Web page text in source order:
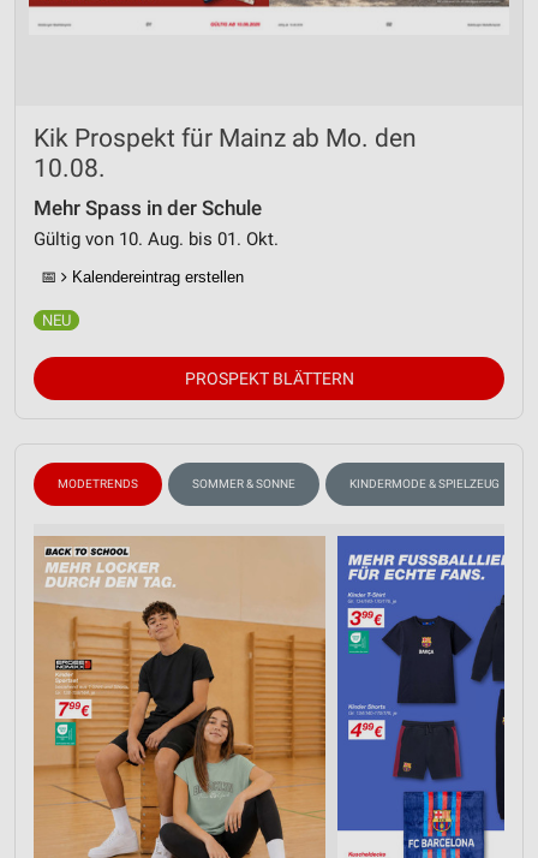
Kik Prospekt für Mainz ab Mo. den
10.08.
Mehr Spass in der Schule
Gültig von 10. Aug. bis 01. Okt.
📅 Kalendereintrag erstellen
PROSPEKT BLÄTTERN
MODETRENDS SOMMER & SONNE KINDERMODE & SPIELZEUG